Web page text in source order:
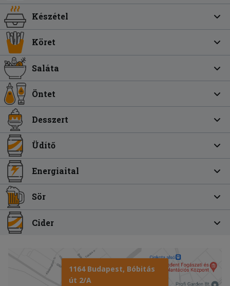
Készétel
Köret
Saláta
Öntet
Desszert
Üdítő
Energiaital
Sör
Cider
1164 Budapest, Bóbitás
út 2/A